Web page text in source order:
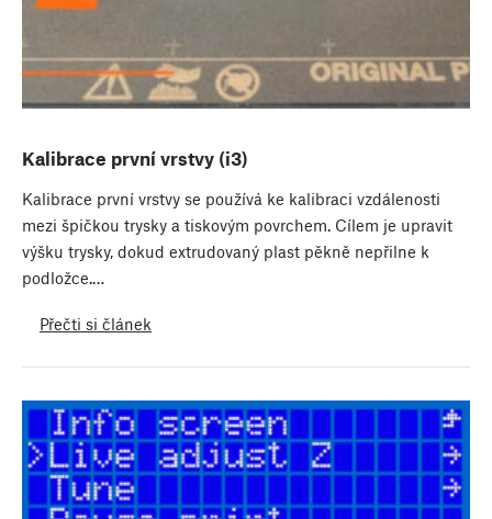
Kalibrace první vrstvy (i3)
Kalibrace první vrstvy se používá ke kalibraci vzdálenosti
mezi špičkou trysky a tiskovým povrchem. Cílem je upravit
výšku trysky, dokud extrudovaný plast pěkně nepřilne k
podložce.…
Přečti si článek